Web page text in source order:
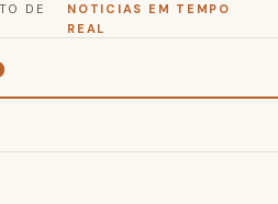
DE
NOTICIAS EM TEMPO
REAL